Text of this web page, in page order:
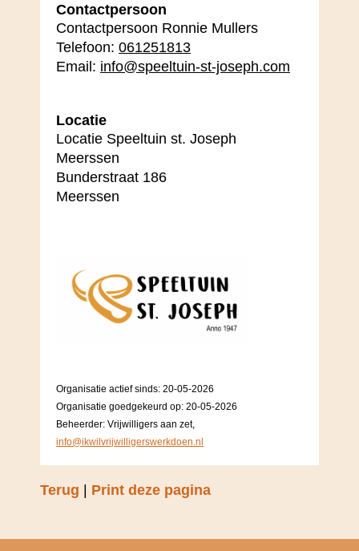
Contactpersoon
Contactpersoon Ronnie Mullers
Telefoon: 061251813
Email: info@speeltuin-st-joseph.com
Locatie
Locatie Speeltuin st. Joseph
Meerssen
Bunderstraat 186
Meerssen
Organisatie actief sinds: 20-05-2026
Organisatie goedgekeurd op: 20-05-2026
Beheerder: Vrijwilligers aan zet,
info@ikwilvrijwilligerswerkdoen.nl
Terug | Print deze pagina